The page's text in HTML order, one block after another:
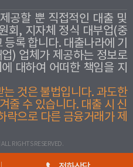
공할 뿐 직접적인 대출 및
회, 지자체 정식 대부업(중
록 합니다. 대출나라에 기
) 업체가 제공하는 정보로
대하여 어떠한 책임을 지
것은 불법입니다. 과도한
줄 수 있습니다. 대출 시 신
락으로 다른 금융거래가 제
RIGHTS RESERVED.